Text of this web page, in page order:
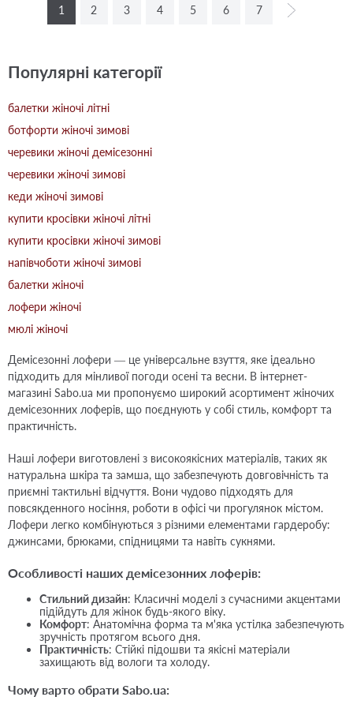
1 2 3 4 5 6 7
Популярні категорії
балетки жіночі літні
ботфорти жіночі зимові
черевики жіночі демісезонні
черевики жіночі зимові
кеди жіночі зимові
купити кросівки жіночі літні
купити кросівки жіночі зимові
напівчоботи жіночі зимові
балетки жіночі
лофери жіночі
мюлі жіночі
Демісезонні лофери — це універсальне взуття, яке ідеально
підходить для мінливої погоди осені та весни. В інтернет-
магазині Sabo.ua ми пропонуємо широкий асортимент жіночих
демісезонних лоферів, що поєднують у собі стиль, комфорт та
практичність.
Наші лофери виготовлені з високоякісних матеріалів, таких як
натуральна шкіра та замша, що забезпечують довговічність та
приємні тактильні відчуття. Вони чудово підходять для
повсякденного носіння, роботи в офісі чи прогулянок містом.
Лофери легко комбінуються з різними елементами гардеробу:
джинсами, брюками, спідницями та навіть сукнями.
Особливості наших демісезонних лоферів:
Стильний дизайн: Класичні моделі з сучасними акцентами
підійдуть для жінок будь-якого віку.
Комфорт: Анатомічна форма та м'яка устілка забезпечують
зручність протягом всього дня.
Практичність: Стійкі підошви та якісні матеріали
захищають від вологи та холоду.
Чому варто обрати Sabo.ua: